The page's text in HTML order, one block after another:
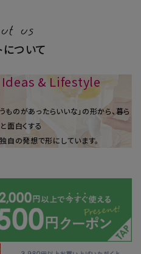
us
について
& Lifestyle
のがあったらいいな」の形から、暮ら
面白くする
自の発想で形にしています。